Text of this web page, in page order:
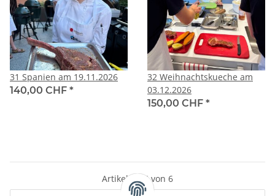
31 Spanien am 19.11.2026
140,00 CHF *
32 Weihnachtskueche am
03.12.2026
150,00 CHF *
Artikel 1 - 6 von 6